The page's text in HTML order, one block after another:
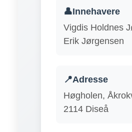
👤Innehavere
Vigdis Holdnes
Erik Jørgensen
📍Adresse
Høgholen,
2114 Diseå